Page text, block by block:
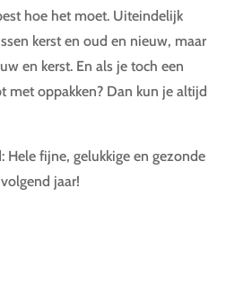
hoe het moet. Uiteindelijk
kerst en oud en nieuw, maar
en kerst. En als je toch een
met oppakken? Dan kun je altijd
Hele fijne, gelukkige en gezonde
jaar!